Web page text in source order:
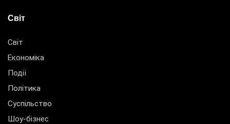
Світ
Світ
Економіка
Події
Політика
Суспільство
Шоу-бізнес